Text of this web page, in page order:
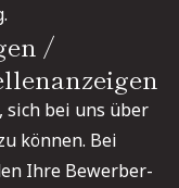
/
bei uns über
können. Bei
Ihre Bewerber-